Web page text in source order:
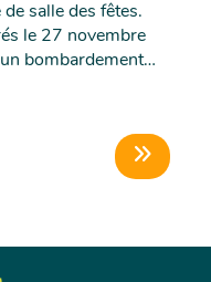
salle des fêtes.
le 27 novembre
bombardement
de naissance de
typique des
pavillon central